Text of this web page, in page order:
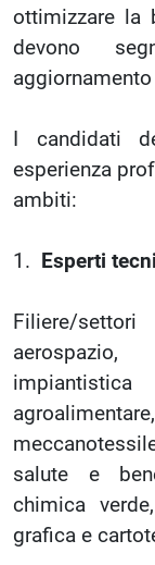
ottimizzare la
devono
I candidati
esperienza
ambiti:
1. Esperti
Filiere/
salute e
chimica
grafica e